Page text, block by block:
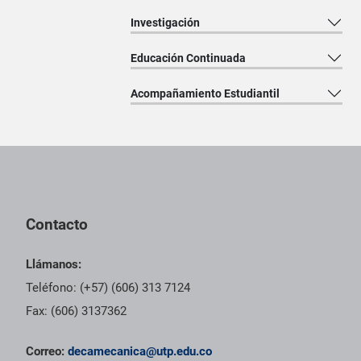
Investigación
Educación Continuada
Acompañamiento Estudiantil
Contacto
Llámanos:
Teléfono: (+57) (606) 313 7124
Fax: (606) 3137362
Correo: decamecanica@utp.edu.co